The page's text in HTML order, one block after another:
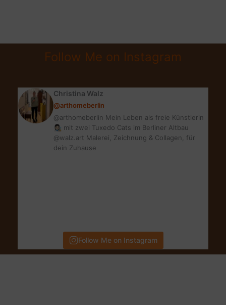
SUPER
IN
3
VARIANTEN
Follow Me on Instagram
Christina Walz
@arthomeberlin
@arthomeberlin Mein Leben als freie Künstlerin
👩🏻‍🎨 mit zwei Tuxedo Cats im Berliner Altbau
@walz.art Malerei, Zeichnung & Collagen, für
dein Zuhause
Follow Me on Instagram